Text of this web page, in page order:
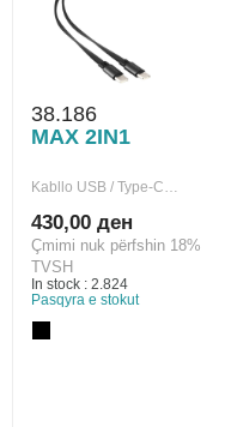
38.186
MAX 2IN1
Kabllo USB / Type-C…
430,00 ден
Çmimi nuk përfshin 18%
TVSH
In stock : 2.824
Pasqyra e stokut